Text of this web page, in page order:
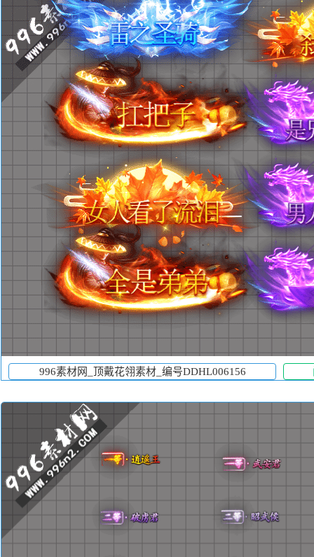
996素材网_顶戴花翎素材_编号DDHL006156